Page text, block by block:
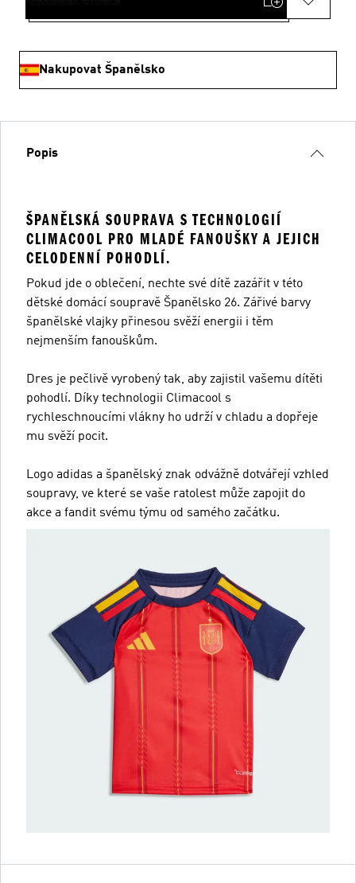
Nakupovat Španělsko
Popis
ŠPANĚLSKÁ SOUPRAVA S TECHNOLOGIÍ
CLIMACOOL PRO MLADÉ FANOUŠKY A JEJICH
CELODENNÍ POHODLÍ.
Pokud jde o oblečení, nechte své dítě zazářit v této
dětské domácí soupravě Španělsko 26. Zářivé barvy
španělské vlajky přinesou svěží energii i těm
nejmenším fanouškům.
Dres je pečlivě vyrobený tak, aby zajistil vašemu dítěti
pohodlí. Díky technologii Climacool s
rychleschnoucími vlákny ho udrží v chladu a dopřeje
mu svěží pocit.
Logo adidas a španělský znak odvážně dotvářejí vzhled
soupravy, ve které se vaše ratolest může zapojit do
akce a fandit svému týmu od samého začátku.